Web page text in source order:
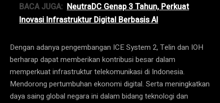
BACA JUGA: NeutraDC Genap 3 Tahun, Perkuat
Inovasi Infrastruktur Digital Berbasis AI
Dengan adanya pengembangan ICE System 2, Telin dan IOH
berharap dapat memberikan kontribusi besar dalam
memperkuat infrastruktur telekomunikasi di Indonesia.
Mendorong pertumbuhan ekonomi digital. Serta meningkatkan
daya saing global negara ini dalam bidang teknologi dan